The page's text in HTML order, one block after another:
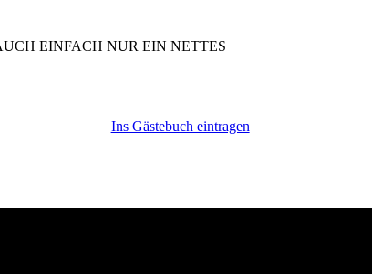
EINFACH NUR EIN NETTES
Ins Gästebuch eintragen